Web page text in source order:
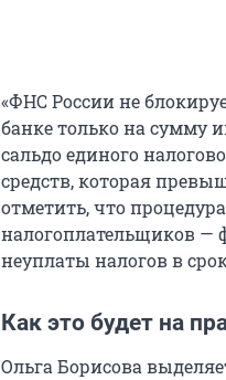
«ФНС России не
банке только на сумму
сальдо единого
средств, которая
отметить, что
налогоплательщиков —
неуплаты налогов в
Как это будет на
Ольга Борисова